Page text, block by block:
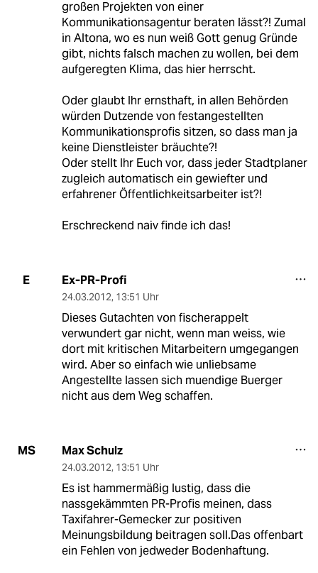
großen Projekten von einer
Kommunikationsagentur beraten lässt?! Zumal
in Altona, wo es nun weiß Gott genug Gründe
gibt, nichts falsch machen zu wollen, bei dem
aufgeregten Klima, das hier herrscht.
Oder glaubt Ihr ernsthaft, in allen Behörden
würden Dutzende von festangestellten
Kommunikationsprofis sitzen, so dass man ja
keine Dienstleister bräuchte?!
Oder stellt Ihr Euch vor, dass jeder Stadtplaner
zugleich automatisch ein gewiefter und
erfahrener Öffentlichkeitsarbeiter ist?!
Erschreckend naiv finde ich das!
E Ex-PR-Profi
24.03.2012, 13:51 Uhr
Dieses Gutachten von fischerappelt
verwundert gar nicht, wenn man weiss, wie
dort mit kritischen Mitarbeitern umgegangen
wird. Aber so einfach wie unliebsame
Angestellte lassen sich muendige Buerger
nicht aus dem Weg schaffen.
MS Max Schulz
24.03.2012, 13:51 Uhr
Es ist hammermäßig lustig, dass die
nassgekämmten PR-Profis meinen, dass
Taxifahrer-Gemecker zur positiven
Meinungsbildung beitragen soll.Das offenbart
ein Fehlen von jedweder Bodenhaftung.